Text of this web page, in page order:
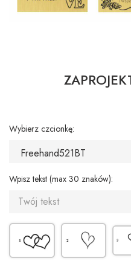
Wybierz czcionkę:
Wpisz tekst (max 30 znaków):